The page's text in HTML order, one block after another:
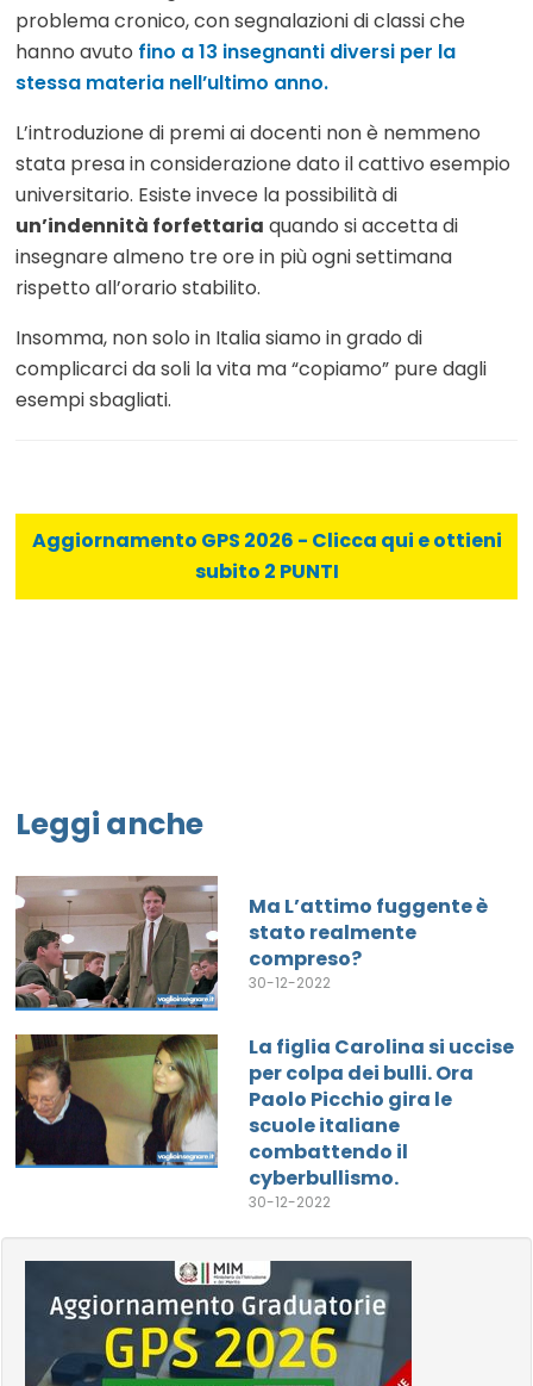
problema cronico, con segnalazioni di classi che
hanno avuto fino a 13 insegnanti diversi per la
stessa materia nell’ultimo anno.
L’introduzione di premi ai docenti non è nemmeno
stata presa in considerazione dato il cattivo esempio
universitario. Esiste invece la possibilità di
un’indennità forfettaria quando si accetta di
insegnare almeno tre ore in più ogni settimana
rispetto all’orario stabilito.
Insomma, non solo in Italia siamo in grado di
complicarci da soli la vita ma “copiamo” pure dagli
esempi sbagliati.
Aggiornamento GPS 2026 - Clicca qui e ottieni
subito 2 PUNTI
Leggi anche
Ma L’attimo fuggente è
stato realmente
compreso?
30-12-2022
La figlia Carolina si uccise
per colpa dei bulli. Ora
Paolo Picchio gira le
scuole italiane
combattendo il
cyberbullismo.
30-12-2022